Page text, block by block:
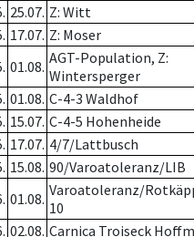
25.07. Z: Witt
17.07. Z: Moser
01.08. AGT-Population, Z:
Wintersperger
01.08. C-4-3 Waldhof
15.07. C-4-5 Hohenheide
17.07. 4/7/Lattbusch
15.08. 90/Varoatoleranz/LIB
01.08. Varoatoleranz/
10
02.08. Carnica Troiseck